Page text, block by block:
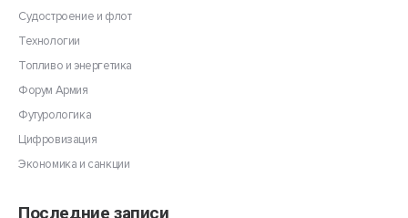
Судостроение и флот
Технологии
Топливо и энергетика
Форум Армия
Футурологика
Цифровизация
Экономика и санкции
Последние записи